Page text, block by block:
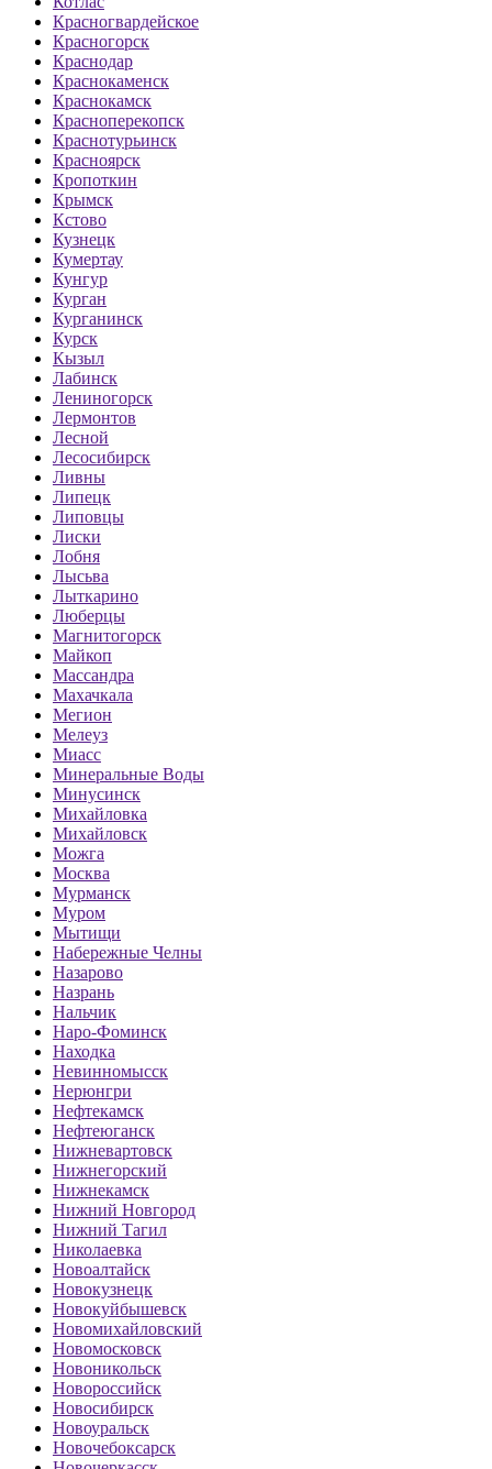
Красногвардейское
Красногорск
Краснодар
Краснокаменск
Краснокамск
Красноперекопск
Краснотурьинск
Красноярск
Кропоткин
Крымск
Кстово
Кузнецк
Кумертау
Кунгур
Курган
Курганинск
Курск
Кызыл
Лабинск
Лениногорск
Лермонтов
Лесной
Лесосибирск
Ливны
Липецк
Липовцы
Лиски
Лобня
Лысьва
Лыткарино
Люберцы
Магнитогорск
Майкоп
Массандра
Махачкала
Мегион
Мелеуз
Миасс
Минеральные Воды
Минусинск
Михайловка
Михайловск
Можга
Москва
Мурманск
Муром
Мытищи
Набережные Челны
Назарово
Назрань
Нальчик
Наро-Фоминск
Находка
Невинномысск
Нерюнгри
Нефтекамск
Нефтеюганск
Нижневартовск
Нижнегорский
Нижнекамск
Нижний Новгород
Нижний Тагил
Николаевка
Новоалтайск
Новокузнецк
Новокуйбышевск
Новомихайловский
Новомосковск
Новоникольск
Новороссийск
Новосибирск
Новоуральск
Новочебоксарск